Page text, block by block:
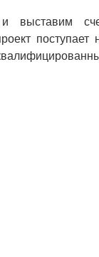
выставим
поступает